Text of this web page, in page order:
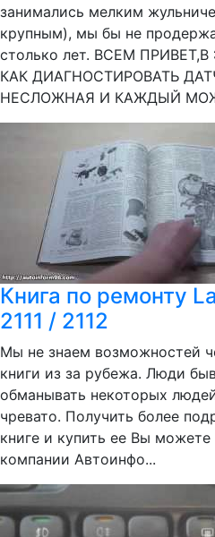
занимались мелким
крупным), мы бы не
столько лет. ВСЕМ
КАК ДИАГНОСТИРОВАТЬ
НЕСЛОЖНАЯ И КАЖДЫЙ
Книга по ремонту
2111 / 2112
Мы не знаем возможностей
книги из за рубежа. Люди
обманывать некоторых
чревато. Получить более
книге и купить ее Вы можете
компании Автоинфо...